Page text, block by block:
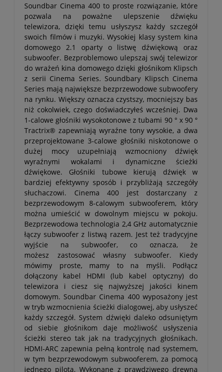
Soundbar Cinema 400 to proste rozwiązanie, które
pozwala na poważne ulepszenie dźwięku
telewizora, dzięki temu usłyszysz każdy szczegół
swoich filmów i muzyki. Wysokiej klasy system kina
domowego 2.1 oparty o listwę dźwiękową oraz
subwoofer. Bezproblemowo ulepszaj swój telewizor
do wrażeń kina domowego dzięki głośnikom Klipsch
z serii Cinema Series. Soundbary Klipsch Cinema
Series mają największe bezprzewodowe subwoofery
na rynku. Większy oznacza czystszy, mocniejszy bas
niż cokolwiek, czego doświadczyłeś wcześniej. Dwa
1-calowe głośniki wysokotonowe z tubami 90 ° x 90 °
Tractrix® zapewniają wyraźne tony wysokie, a dwa
przeprojektowane 3-calowe głośniki niskotonowe o
dużej mocy uzupełniają wzmocniony dźwięk
wyraźnymi wokalami i dynamiczne ścieżki
dźwiękowe. Głośniki tubowe kierują dźwięk w
bardziej efektywny sposób i przybliżają szczegóły
słuchaczowi. Cinema 400 jest dostarczany z
bezprzewodowym 8-calowym subwooferem, który
można umieścić w dowolnym miejscu w pokoju.
Bezprzewodowa technologia 2,4 GHz automatycznie
łączy subwoofer z listwą razem. Jest też tradycyjne
wyjście na subwoofer, co oznacza, że
możesz zastosować własny subwoofer. Kiedy
mówimy proste, mamy to na myśli. Podłącz
dołączony kabel HDMI (lub kabel optyczny) do
telewizora i ciesz się najwyższej jakości kinem
domowym. Soundbar Cinema 400 wyposażony jest
w tryb wzmocnienia ścieżki dialogowej, aby usłyszeć
każdy szczegół. System dźwięki daleko odsuniętym
od siebie głośnikom daje możliwość usłyszenia
ścieżki stereo tak jak na tradycyjnych głośnikach.
HDMI-ARC zapewnia pełną kontrolę nad systemem,
w tym bezprzewodowym subwooferem, za pomocą
jednego pilota. Wykonane z prawdziwego drewna